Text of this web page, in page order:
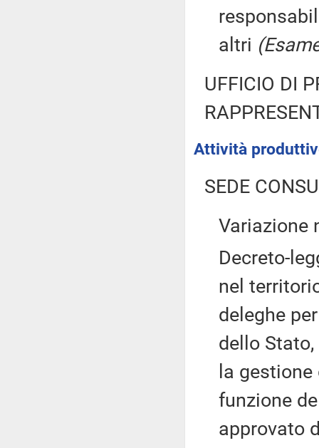
altri
UFFICIO DI
Attività
SEDE
Variazione
Decreto-
nel
deleghe
dello
la
funzione
approvato